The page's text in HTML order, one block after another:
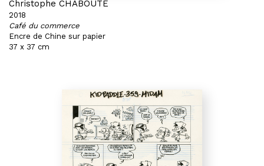
Christophe CHABOUTÉ
2018
Café du commerce
Encre de Chine sur papier
37 x 37 cm